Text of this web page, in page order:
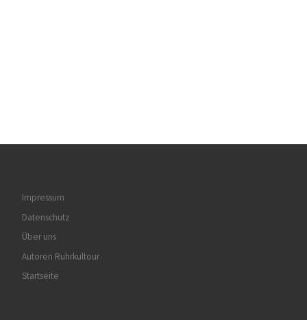
Impressum
Datenschutz
Über uns
Autoren Ruhrkultour
Startseite